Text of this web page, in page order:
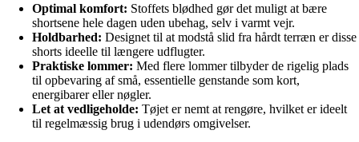
Optimal komfort: Stoffets blødhed gør det muligt at bære
shortsene hele dagen uden ubehag, selv i varmt vejr.
Holdbarhed: Designet til at modstå slid fra hårdt terræn er disse
shorts ideelle til længere udflugter.
Praktiske lommer: Med flere lommer tilbyder de rigelig plads
til opbevaring af små, essentielle genstande som kort,
energibarer eller nøgler.
Let at vedligeholde: Tøjet er nemt at rengøre, hvilket er ideelt
til regelmæssig brug i udendørs omgivelser.